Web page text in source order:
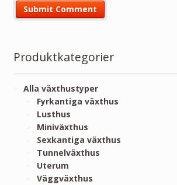
Produktkategorier
Alla växthustyper
Fyrkantiga växthus
Lusthus
Miniväxthus
Sexkantiga växthus
Tunnelväxthus
Uterum
Väggväxthus